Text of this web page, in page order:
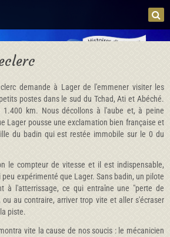
demande à Lager de l'emmener visiter les
postes dans le sud du Tchad, Ati et Abéché.
1.400 km. Nous décollons à l'aube et, à peine
Lager pousse une exclamation bien française et
du badin qui est restée immobile sur le 0 du
le compteur de vitesse et il est indispensable,
expérimenté que Lager. Sans badin, un pilote
à l'atterrissage, ce qui entraîne une "perte de
au contraire, arriver trop vite et aller s'écraser
piste.
vite la cause de nos soucis : le mécanicien